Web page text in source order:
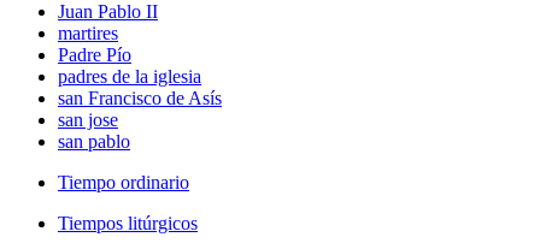
Juan Pablo II
martires
Padre Pío
padres de la iglesia
san Francisco de Asís
san jose
san pablo
Tiempo ordinario
Tiempos litúrgicos